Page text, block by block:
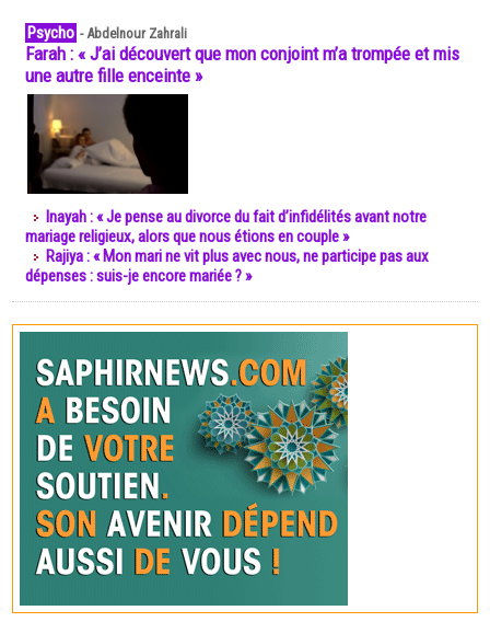
Psycho -Abdelnour Zahrali
Farah : « J’ai découvert que mon conjoint m’a trompée et mis
une autre fille enceinte »
Inayah : « Je pense au divorce du fait d’infidélités avant notre
mariage religieux, alors que nous étions en couple »
Rajiya : « Mon mari ne vit plus avec nous, ne participe pas aux
dépenses : suis-je encore mariée ? »